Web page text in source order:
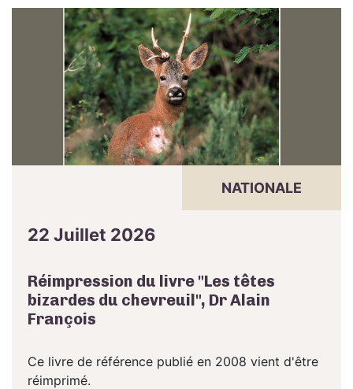
NATIONALE
22 Juillet 2026
Réimpression du livre "Les têtes
bizardes du chevreuil", Dr Alain
François
Ce livre de référence publié en 2008 vient d'être
réimprimé.